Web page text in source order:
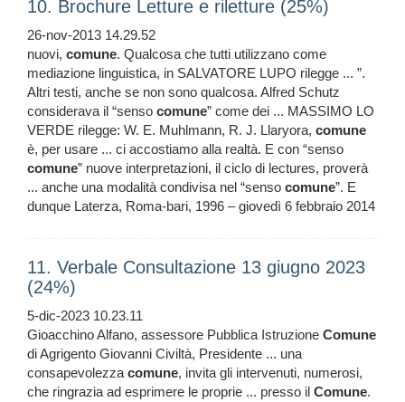
10. Brochure Letture e riletture (25%)
26-nov-2013 14.29.52
nuovi, comune. Qualcosa che tutti utilizzano come
mediazione linguistica, in SALVATORE LUPO rilegge ... ”.
Altri testi, anche se non sono qualcosa. Alfred Schutz
considerava il “senso comune” come dei ... MASSIMO LO
VERDE rilegge: W. E. Muhlmann, R. J. Llaryora, comune
è, per usare ... ci accostiamo alla realtà. E con “senso
comune” nuove interpretazioni, il ciclo di lectures, proverà
... anche una modalità condivisa nel “senso comune”. E
dunque Laterza, Roma-bari, 1996 – giovedì 6 febbraio 2014
11. Verbale Consultazione 13 giugno 2023
(24%)
5-dic-2023 10.23.11
Gioacchino Alfano, assessore Pubblica Istruzione Comune
di Agrigento Giovanni Civiltà, Presidente ... una
consapevolezzacomune, invita gli intervenuti, numerosi,
che ringrazia ad esprimere le proprie ... presso il Comune.